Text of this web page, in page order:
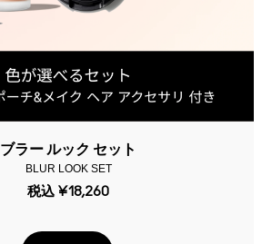
ブラー ルック セット
BLUR LOOK SET
税込 ¥18,260